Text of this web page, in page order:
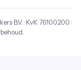
B.V. · KvK 76100200 ·